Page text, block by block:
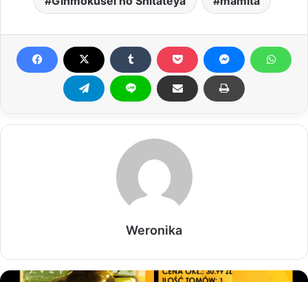
Weronika